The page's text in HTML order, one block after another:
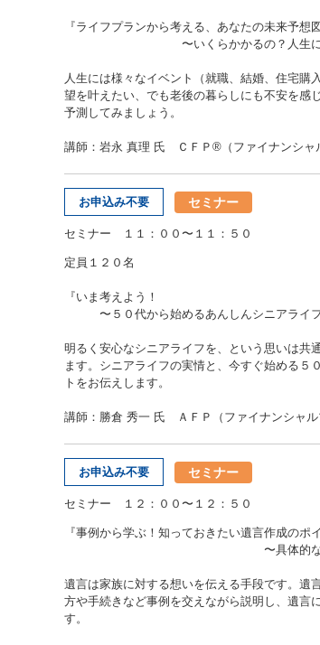
『ライフプランから考える、あなたの未来予想図
〜いくらかかるの？人生におけ
人生には様々なイベント（就職、結婚、住宅購
望を叶えたい、でも老後の暮らしにも不安を感
予測してみましょう。
講師：岩永 真理 氏 ＣＦＰ®（ファイナンシャ
お申込み不要 セミナー
セミナー １１：００〜１１：５０
定員１２０名
『いま考えよう！
〜５０代から始めるあんしんシニアライフ
明るく安心なシニアライフを、という思いは共
ます。シニアライフの実情と、今すぐ始める５
トをお伝えします。
講師：勝倉 秀一 氏 ＡＦＰ（ファイナンシャル
お申込み不要 セミナー
セミナー １２：００〜１２：５０
『事例から学ぶ！知っておきたい遺言作成のポ
〜具体的な書き方と
遺言は家族に対する想いを伝える手段です。遺
方や手続きなど事例を交えながら説明し、遺言
す。